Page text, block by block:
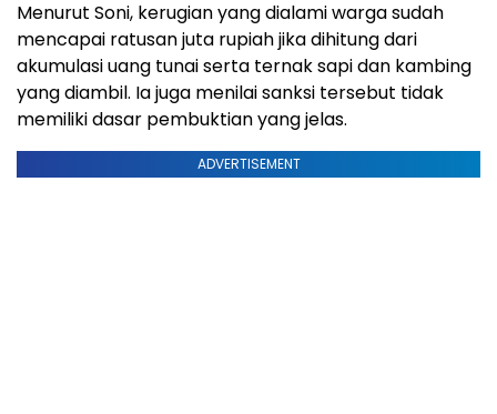
Menurut Soni, kerugian yang dialami warga sudah
mencapai ratusan juta rupiah jika dihitung dari
akumulasi uang tunai serta ternak sapi dan kambing
yang diambil. Ia juga menilai sanksi tersebut tidak
memiliki dasar pembuktian yang jelas.
ADVERTISEMENT